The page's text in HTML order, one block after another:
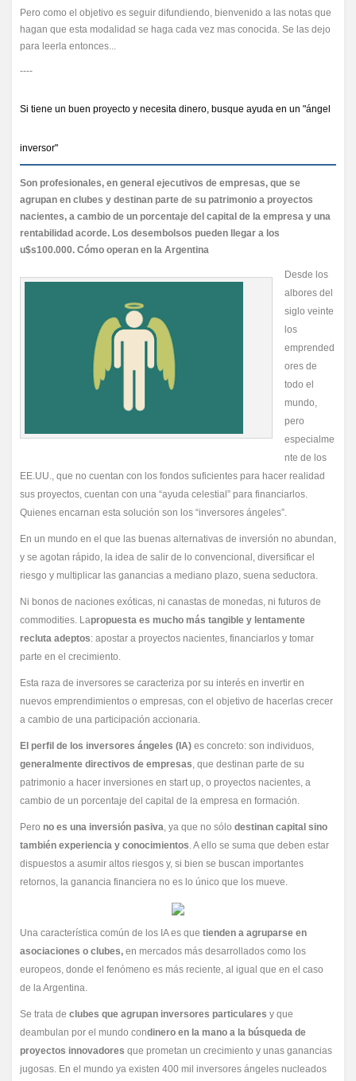
Pero como el objetivo es seguir difundiendo, bienvenido a las notas que
hagan que esta modalidad se haga cada vez mas conocida. Se las dejo
para leerla entonces...
----
Si tiene un buen proyecto y necesita dinero, busque ayuda en un "ángel
inversor"
Son profesionales, en general ejecutivos de empresas, que se
agrupan en clubes y destinan parte de su patrimonio a proyectos
nacientes, a cambio de un porcentaje del capital de la empresa y una
rentabilidad acorde. Los desembolsos pueden llegar a los
u$s100.000. Cómo operan en la Argentina
Desde los
albores del
siglo veinte
los
emprended
ores de
todo el
mundo,
pero
especialme
nte de los
EE.UU., que no cuentan con los fondos suficientes para hacer realidad
sus proyectos, cuentan con una “ayuda celestial” para financiarlos.
Quienes encarnan esta solución son los “inversores ángeles”.
En un mundo en el que las buenas alternativas de inversión no abundan,
y se agotan rápido, la idea de salir de lo convencional, diversificar el
riesgo y multiplicar las ganancias a mediano plazo, suena seductora.
Ni bonos de naciones exóticas, ni canastas de monedas, ni futuros de
commodities. Lapropuesta es mucho más tangible y lentamente
recluta adeptos: apostar a proyectos nacientes, financiarlos y tomar
parte en el crecimiento.
Esta raza de inversores se caracteriza por su interés en invertir en
nuevos emprendimientos o empresas, con el objetivo de hacerlas crecer
a cambio de una participación accionaria.
El perfil de los inversores ángeles (IA) es concreto: son individuos,
generalmente directivos de empresas, que destinan parte de su
patrimonio a hacer inversiones en start up, o proyectos nacientes, a
cambio de un porcentaje del capital de la empresa en formación.
Pero no es una inversión pasiva, ya que no sólo destinan capital sino
también experiencia y conocimientos. A ello se suma que deben estar
dispuestos a asumir altos riesgos y, si bien se buscan importantes
retornos, la ganancia financiera no es lo único que los mueve.
Una característica común de los IA es que tienden a agruparse en
asociaciones o clubes, en mercados más desarrollados como los
europeos, donde el fenómeno es más reciente, al igual que en el caso
de la Argentina.
Se trata de clubes que agrupan inversores particulares y que
deambulan por el mundo condinero en la mano a la búsqueda de
proyectos innovadores que prometan un crecimiento y unas ganancias
jugosas. En el mundo ya existen 400 mil inversores ángeles nucleados